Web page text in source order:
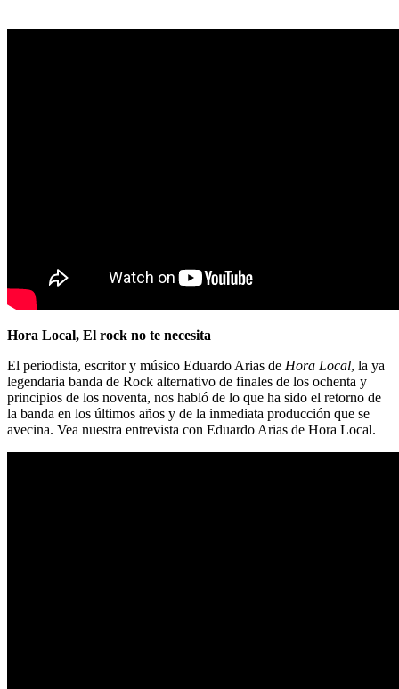
Hora Local, El rock no te necesita
El periodista, escritor y músico Eduardo Arias de Hora Local, la ya
legendaria banda de Rock alternativo de finales de los ochenta y
principios de los noventa, nos habló de lo que ha sido el retorno de
la banda en los últimos años y de la inmediata producción que se
avecina. Vea nuestra entrevista con Eduardo Arias de Hora Local.